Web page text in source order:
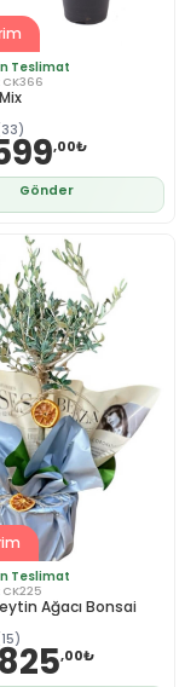
Teslimat
CK366
,00₺
Gönder
Teslimat
CK225
Ağacı Bonsai
,00₺